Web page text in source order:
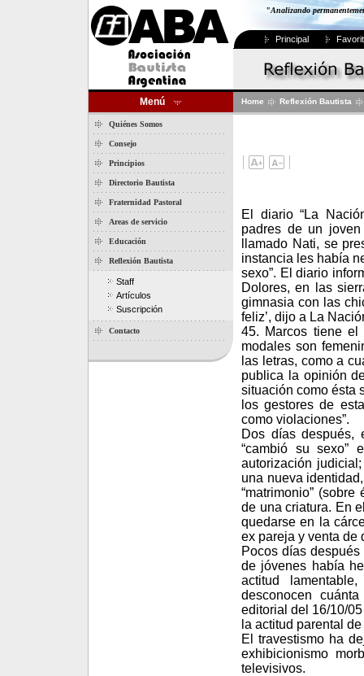
"Analizando
Principal
Menú
Quiénes Somos
Consejo
Principios
Directorio Bautista
Fraternidad Pastoral
Areas de servicio
Educación
Reflexión Bautista
Staff
Artículos
Suscripción
Contacto
Home Reflexión Bautista
El diario “La
padres de un
llamado Nati, se
instancia les había
sexo”. El diario
Dolores, en las
gimnasia con las
feliz’, dijo a La
45. Marcos tiene
modales son
las letras, como a
publica la opinión
situación como ésta
los gestores de
como violaciones”.
Dos días después,
“cambió su sexo”
autorización
una nueva
“matrimonio”
de una criatura. En
quedarse en la
ex pareja y venta de
Pocos días
de jóvenes había
actitud
desconocen
editorial del 16/10/
la actitud parental
El travestismo ha
exhibicionismo
televisivos.